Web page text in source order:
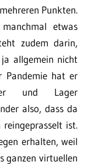
Punkten.
etwas
zudem darin,
allgemein nicht
Pandemie hat er
und Lager
also, dass da
ist.
erhalten, weil
ganzen virtuellen